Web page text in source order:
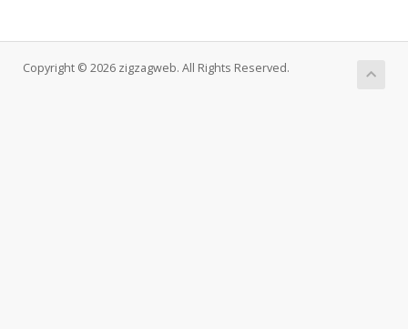
Copyright © 2026 zigzagweb. All Rights Reserved.